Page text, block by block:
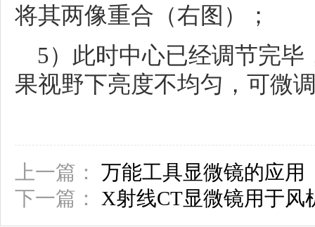
将其两像重合（右图）；
5）此时中心已经调节完毕
果视野下亮度不均匀，可微
上一篇： 万能工具显微镜的应用
下一篇： X射线CT显微镜用于风